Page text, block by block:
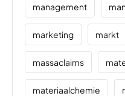
management
marketing markt
massaclaims
materiaalchemie